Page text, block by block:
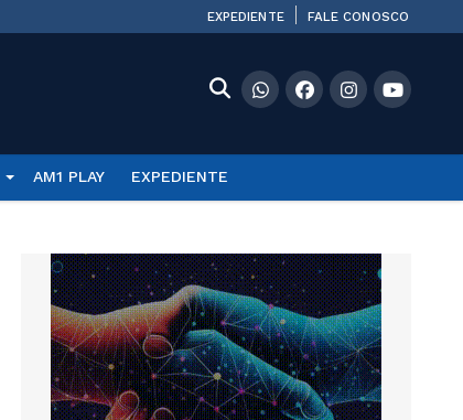
EXPEDIENTE FALE CONOSCO
AM1 PLAY EXPEDIENTE